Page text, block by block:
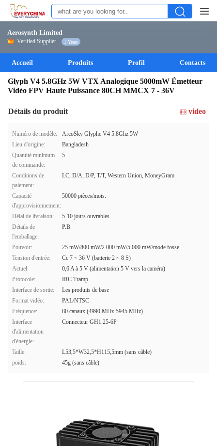
Aerosynth Limited
Verified Supplier 1 Years
Accueil Produits Profil Contacts
Glyph V4 5.8GHz 5W VTX Analogique 5000mW Émetteur
Vidéo FPV Haute Puissance 80CH MMCX 7 - 36V
Détails du produit video
Numéro de modèle:
ArcoSky Glyphe V4 5.8Ghz 5W
Lieu d'origine:
Bangladesh
Quantité minimum
de commande:
5
Conditions de
paiement:
LC, D/A, D/P, T/T, Western Union, MoneyGram
Capacité
d'approvisionnement:
50000 pièces/mois.
Délai de livraison:
5-10 jours ouvrables
Détails de
l'emballage:
P.B.
Pouvoir:
25 mW/800 mW/2 000 mW/5 000 mW/mode fosse
Tension d'entrée:
Cc 7 ~ 36 V (batterie 2 ~ 8 S)
Actuel:
0,6 A à 5 V (alimentation 5 V vers la caméra)
Protocole:
IRC Tramp
Interface de sortie:
Les produits de base
Format vidéo:
PAL/NTSC
Fréquence:
80 canaux (4990 MHz-5945 MHz)
Interface
d'alimentation
d'énergie:
Connecteur GH1.25-6P
Taille:
L53,5*W32,5*H115,5mm (sans câble)
poids:
45g (sans câble)